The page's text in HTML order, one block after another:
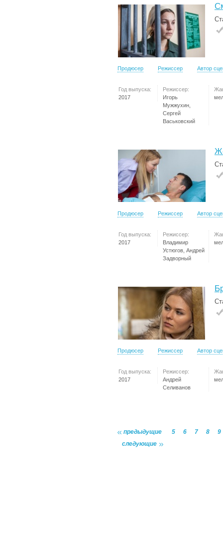
Продюсер Режиссер Автор
Год выпуска:
2017
Режиссер:
Игорь
Мужжухин,
Сергей
Васьковский
Продюсер Режиссер Автор
Год выпуска:
2017
Режиссер:
Владимир
Устюгов, Андрей
Задворный
Продюсер Режиссер Автор
Год выпуска:
2017
Режиссер:
Андрей
Селиванов
предыдущие 5 6 7 8
9
следующие